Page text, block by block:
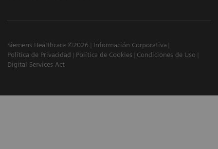
Siemens Healthcare ©2026
Información Corporativa
Política de Privacidad
Política de Cookies
Condiciones de Uso
Digital Services Act